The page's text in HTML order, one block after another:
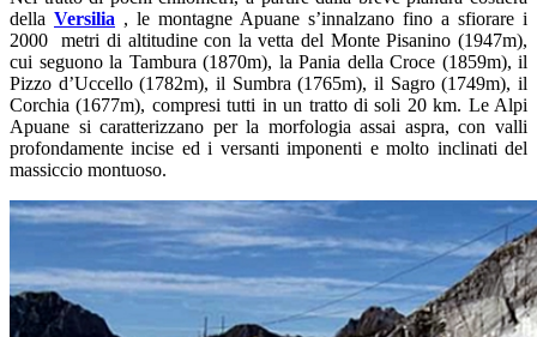
della Versilia , le montagne Apuane s’innalzano fino a sfiorare i
2000 metri di altitudine con la vetta del Monte Pisanino (1947m),
cui seguono la Tambura (1870m), la Pania della Croce (1859m), il
Pizzo d’Uccello (1782m), il Sumbra (1765m), il Sagro (1749m), il
Corchia (1677m), compresi tutti in un tratto di soli 20 km. Le Alpi
Apuane si caratterizzano per la morfologia assai aspra, con valli
profondamente incise ed i versanti imponenti e molto inclinati del
massiccio montuoso.